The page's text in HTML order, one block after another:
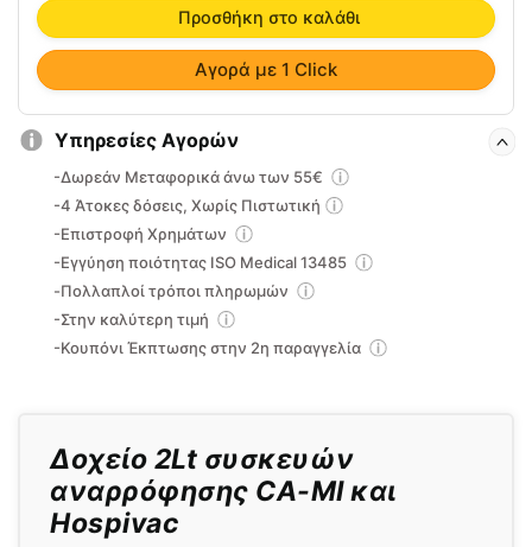
Δοχείο 2Lt συσκευών
αναρρόφησης CA-MI και
Hospivac
αναρρόφησης
CA-
MI
και
Hospivac
0808101
ποσότητα
Προσθήκη στο καλάθι
Αγορά με 1 Click
Υπηρεσίες Αγορών
-Δωρεάν Μεταφορικά άνω των 55€
-4 Άτοκες δόσεις, Χωρίς Πιστωτική
-Επιστροφή Χρημάτων
-Εγγύηση ποιότητας ISO Medical 13485
-Πολλαπλοί τρόποι πληρωμών
-Στην καλύτερη τιμή
-Κουπόνι Έκπτωσης στην 2η παραγγελία